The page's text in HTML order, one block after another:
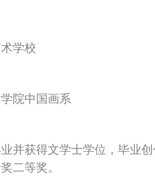
学校
院中国画系
并获得文学士学位，毕业
二等奖。